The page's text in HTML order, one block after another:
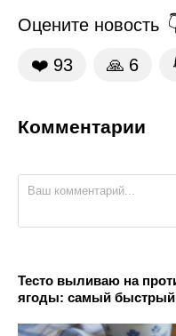
Оцените новость
❤️ 93 🙏 6
Комментарии
Тесто выливаю на
ягоды: самый быстрый